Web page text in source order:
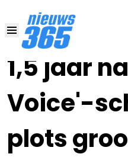
1,5 jaar
Voice'-
plots
01 SEP 2023, 13:30